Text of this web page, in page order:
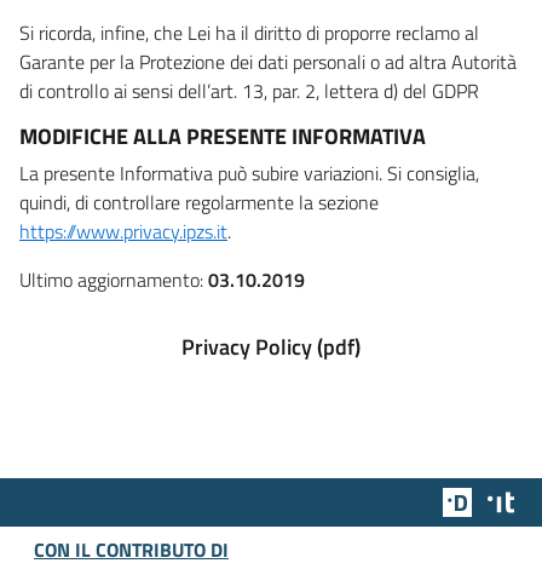
Si ricorda, infine, che Lei ha il diritto di proporre reclamo al
Garante per la Protezione dei dati personali o ad altra Autorità
di controllo ai sensi dell’art. 13, par. 2, lettera d) del GDPR
MODIFICHE ALLA PRESENTE INFORMATIVA
La presente Informativa può subire variazioni. Si consiglia,
quindi, di controllare regolarmente la sezione
https://www.privacy.ipzs.it.
Ultimo aggiornamento:03.10.2019
Privacy Policy (pdf)
Team
CON IL CONTRIBUTO DI